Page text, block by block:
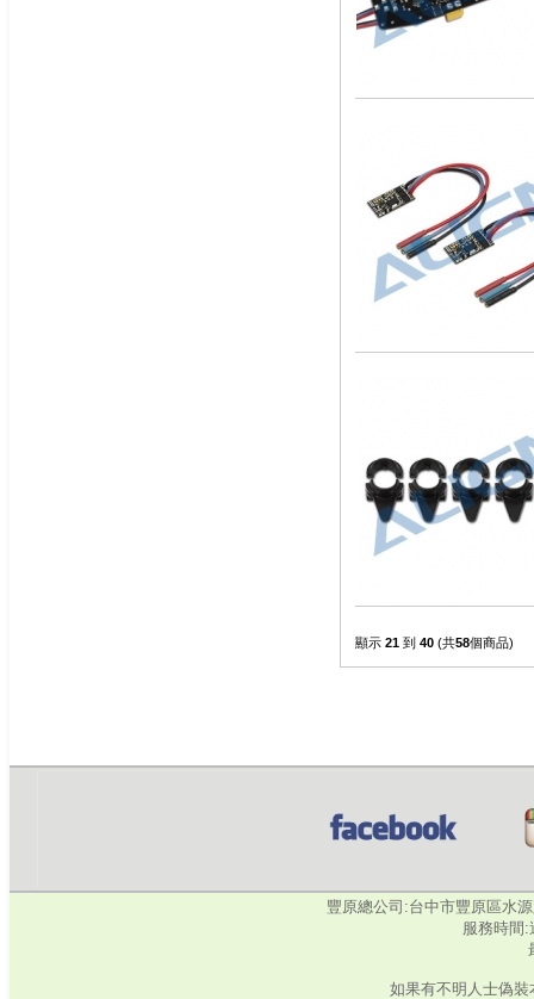
顯示 21 到 40 (共58個商品)
豐原總公司:台中市豐原區水
服務時間:
如果有不明人士偽